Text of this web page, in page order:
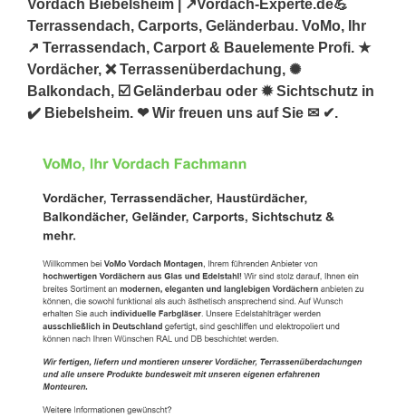
Vordach Biebelsheim | ↗️Vordach-Experte.de💪
Terrassendach, Carports, Geländerbau. VoMo, Ihr
↗️ Terrassendach, Carport & Bauelemente Profi. ★
Vordächer, ❌ Terrassenüberdachung, ✺
Balkondach, ☑️ Geländerbau oder ✹ Sichtschutz in
✔️ Biebelsheim. ❤ Wir freuen uns auf Sie ✉ ✔.